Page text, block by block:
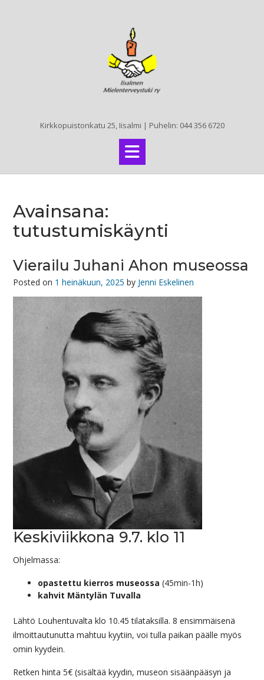
Kirkkopuistonkatu 25, Iisalmi | Puhelin: 044 356 6720
Avainsana:
tutustumiskäynti
Vierailu Juhani Ahon museossa
Posted on 1 heinäkuun, 2025 by Jenni Eskelinen
Keskiviikkona 9.7. klo 11
Ohjelmassa:
opastettu kierros museossa (45min-1h)
kahvit Mäntylän Tuvalla
Lähtö Louhentuvalta klo 10.45 tilataksilla. 8 ensimmäisenä
ilmoittautunutta mahtuu kyytiin, voi tulla paikan päälle myös
omin kyydein.
Retken hinta 5€ (sisältää kyydin, museon sisäänpääsyn ja